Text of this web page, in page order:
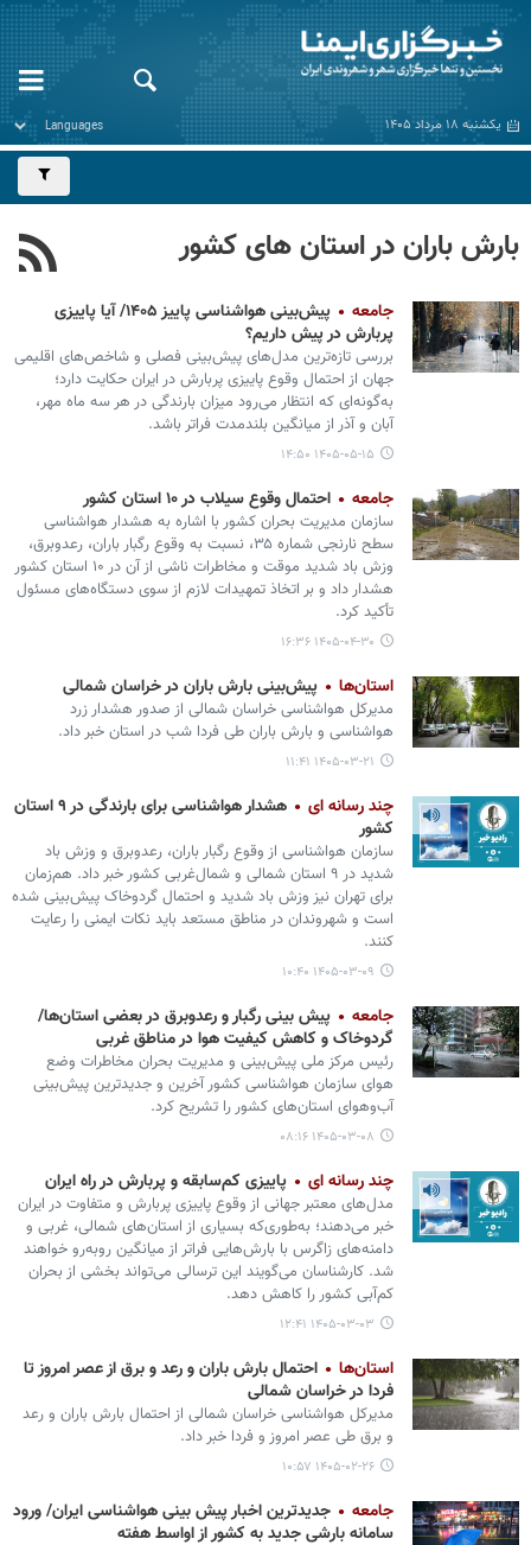
یکشنبه ۱۸ مرداد ۱۴۰۵
بارش باران در استان های کشور
جامعه
پیش‌بینی هواشناسی پاییز ۱۴۰۵/ آیا پاییزی
پربارش در پیش داریم؟
بررسی تازه‌ترین مدل‌های پیش‌بینی فصلی و شاخص‌های اقلیمی
جهان از احتمال وقوع پاییزی پربارش در ایران حکایت دارد؛
به‌گونه‌ای که انتظار می‌رود میزان بارندگی در هر سه ماه مهر،
آبان و آذر از میانگین بلندمدت فراتر باشد.
۱۴۰۵-۰۵-۱۵ ۱۴:۵۰
جامعه احتمال وقوع سیلاب در ۱۰ استان کشور
سازمان مدیریت بحران کشور با اشاره به هشدار هواشناسی
سطح نارنجی شماره ۳۵، نسبت به وقوع رگبار باران، رعدوبرق،
وزش باد شدید موقت و مخاطرات ناشی از آن در ۱۰ استان کشور
هشدار داد و بر اتخاذ تمهیدات لازم از سوی دستگاه‌های مسئول
تأکید کرد.
۱۴۰۵-۰۴-۳۰ ۱۶:۳۶
استان‌ها پیش‌بینی بارش باران در خراسان شمالی
مدیرکل هواشناسی خراسان شمالی از صدور هشدار زرد
هواشناسی و بارش باران طی فردا شب در استان خبر داد.
۱۴۰۵-۰۳-۲۱ ۱۱:۴۱
چند رسانه ای
هشدار هواشناسی برای بارندگی در ۹ استان
کشور
سازمان هواشناسی از وقوع رگبار باران، رعدوبرق و وزش باد
شدید در ۹ استان شمالی و شمال‌غربی کشور خبر داد. هم‌زمان
برای تهران نیز وزش باد شدید و احتمال گردوخاک پیش‌بینی شده
است و شهروندان در مناطق مستعد باید نکات ایمنی را رعایت
کنند.
۱۴۰۵-۰۳-۰۹ ۱۰:۴۰
جامعه
پیش بینی رگبار و رعدوبرق در بعضی استان‌ها/
گردوخاک و کاهش کیفیت هوا در مناطق غربی
رئیس مرکز ملی پیش‌بینی و مدیریت بحران مخاطرات وضع
هوای سازمان هواشناسی کشور آخرین و جدیدترین پیش‌بینی
آب‌وهوای استان‌های کشور را تشریح کرد.
۱۴۰۵-۰۳-۰۸ ۰۸:۱۶
چند رسانه ای پاییزی کم‌سابقه و پربارش در راه ایران
مدل‌های معتبر جهانی از وقوع پاییزی پربارش و متفاوت در ایران
خبر می‌دهند؛ به‌طوری‌که بسیاری از استان‌های شمالی، غربی و
دامنه‌های زاگرس با بارش‌هایی فراتر از میانگین روبه‌رو خواهند
شد. کارشناسان می‌گویند این ترسالی می‌تواند بخشی از بحران
کم‌آبی کشور را کاهش دهد.
۱۴۰۵-۰۳-۰۳ ۱۲:۴۱
استان‌ها
احتمال بارش باران و رعد و برق از عصر امروز تا
فردا در خراسان شمالی
مدیرکل هواشناسی خراسان شمالی از احتمال بارش باران و رعد
و برق طی عصر امروز و فردا خبر داد.
۱۴۰۵-۰۲-۲۶ ۱۰:۵۷
جامعه
جدیدترین اخبار پیش بینی هواشناسی ایران/ ورود
سامانه بارشی جدید به کشور از اواسط هفته